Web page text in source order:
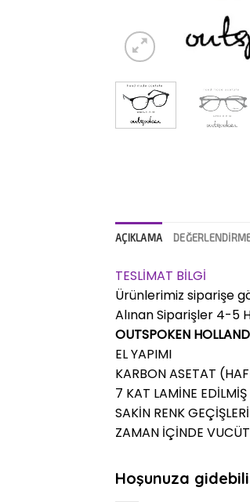
AÇIKLAMA
TESLİMAT BİLGİ
Ürünlerimiz siparişe
Alınan Siparişler 4-5
OUTSPOKEN HOLLAND
EL YAPIMI
KARBON ASETAT
7 KAT LAMİNE EDİLMİŞ
SAKİN RENK GEÇİŞLERİ
ZAMAN İÇİNDE
Hoşunuza